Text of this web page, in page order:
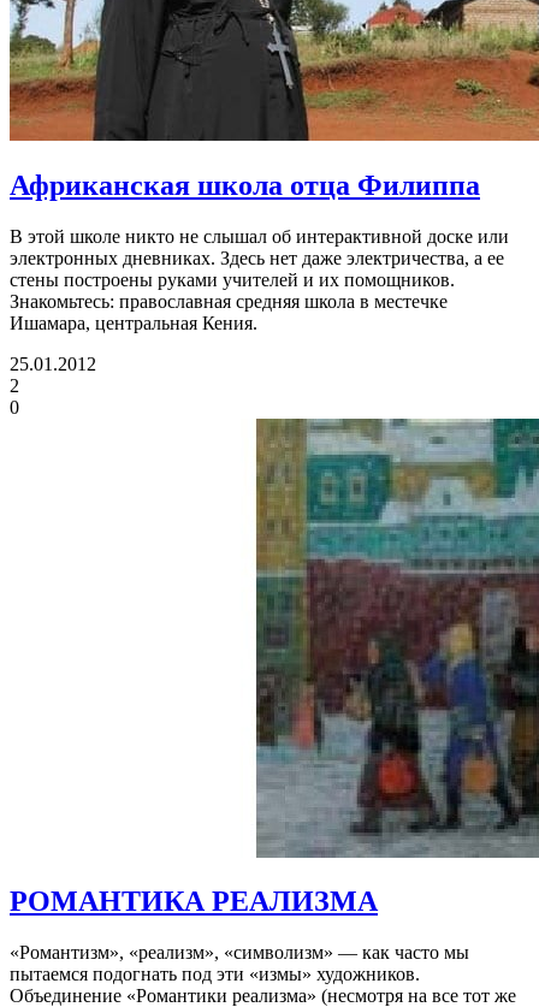
Африканская школа отца Филиппа
В этой школе никто не слышал об интерактивной доске или
электронных дневниках. Здесь нет даже электричества, а ее
стены построены руками учителей и их помощников.
Знакомьтесь: православная средняя школа в местечке
Ишамара, центральная Кения.
25.01.2012
2
0
РОМАНТИКА РЕАЛИЗМА
«Романтизм», «реализм», «символизм» — как часто мы
пытаемся подогнать под эти «измы» художников.
Объединение «Романтики реализма» (несмотря на все тот же